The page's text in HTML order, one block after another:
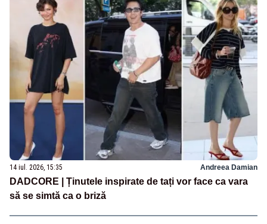
14 iul. 2026, 15:35 Andreea Damian
DADCORE | Ținutele inspirate de tați vor face ca vara
să se simtă ca o briză